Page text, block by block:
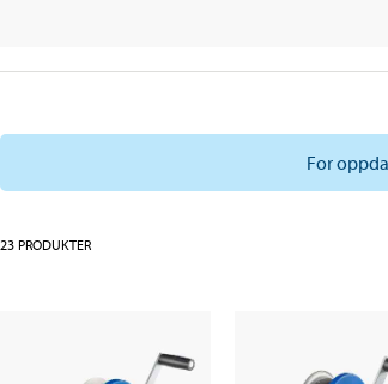
For
23 PRODUKTER